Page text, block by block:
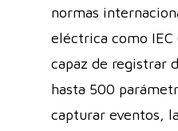
normas
eléctrica como
capaz de registrar
hasta 500
capturar eventos,